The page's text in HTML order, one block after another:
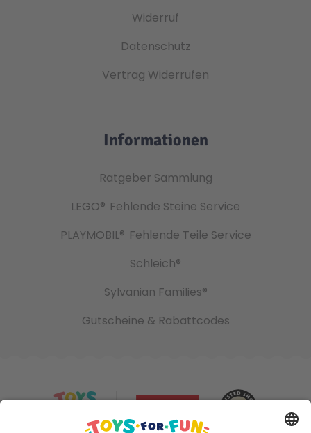
Widerruf
Datenschutz
Vertrag Widerrufen
Informationen
Ratgeber Sammlung
LEGO® Fehlende Steine Service
PLAYMOBIL® Fehlende Teile Service
Schleich®
Sylvanian Families®
Gutscheine & Rabattcodes